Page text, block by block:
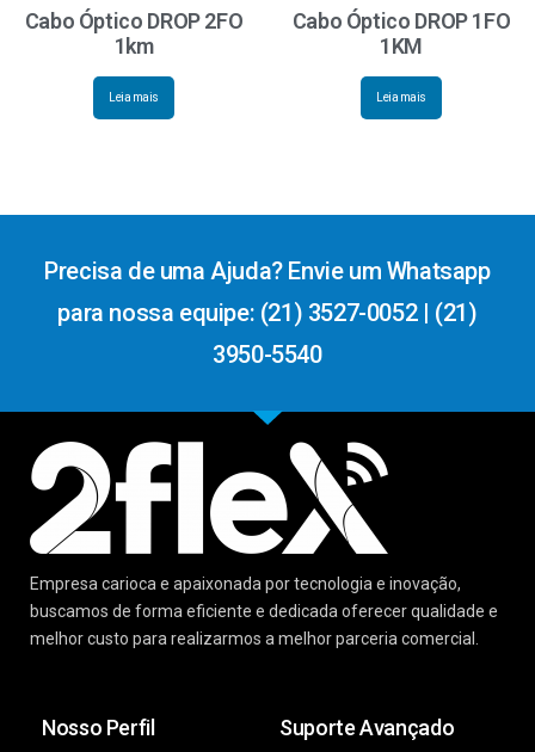
Cabo Óptico DROP 2FO
1km
Leia mais
Cabo Óptico DROP 1FO
1KM
Leia mais
Precisa de uma Ajuda? Envie um Whatsapp
para nossa equipe: (21) 3527-0052 | (21)
3950-5540
Empresa carioca e apaixonada por tecnologia e inovação,
buscamos de forma eficiente e dedicada oferecer qualidade e
melhor custo para realizarmos a melhor parceria comercial.
Nosso Perfil Suporte Avançado